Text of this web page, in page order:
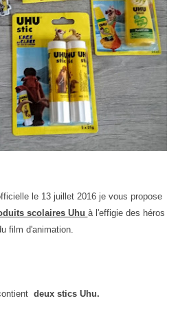
le 13 juillet 2016 je vous propose
scolaires Uhu à l'effigie des héros
film d'animation.
deux stics Uhu.